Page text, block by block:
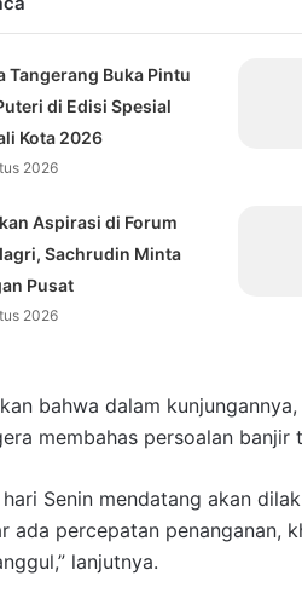
Tangerang Buka Pintu
di Edisi Spesial
Kota 2026
2026
Aspirasi di Forum
Sachrudin Minta
Pusat
2026
bahwa dalam
membahas persoalan
Senin mendatang akan
ada percepatan penanganan,
lanjutnya.